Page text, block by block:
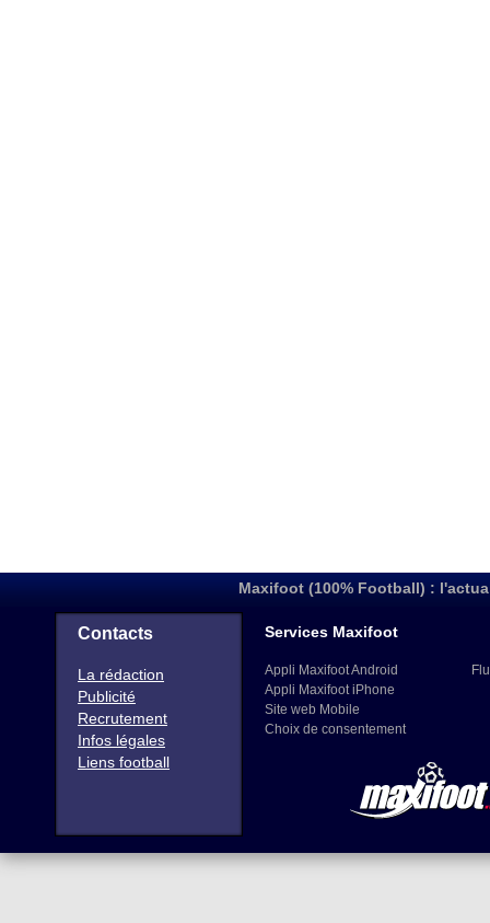
Maxifoot (100% Football) :
Contacts
La rédaction
Publicité
Recrutement
Infos légales
Liens football
Services Maxifoot
Appli Maxifoot Android
Appli Maxifoot iPhone
Site web Mobile
Choix de consentement